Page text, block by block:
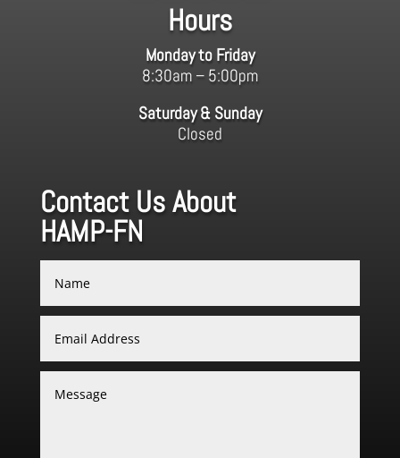
Hours
Monday to Friday
8:30am – 5:00pm
Saturday & Sunday
Closed
Contact Us About
HAMP-FN